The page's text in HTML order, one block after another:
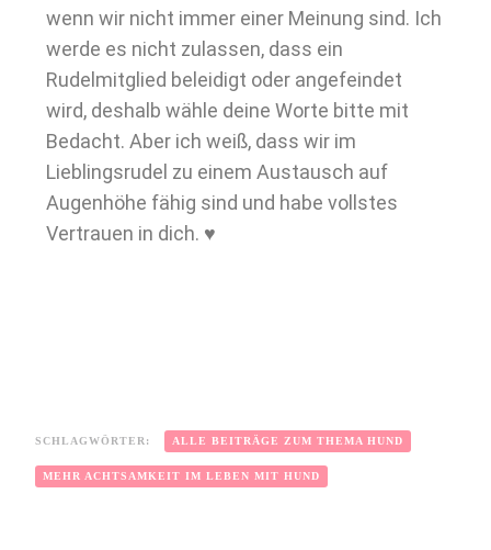
wenn wir nicht immer einer Meinung sind. Ich
werde es nicht zulassen, dass ein
Rudelmitglied beleidigt oder angefeindet
wird, deshalb wähle deine Worte bitte mit
Bedacht. Aber ich weiß, dass wir im
Lieblingsrudel zu einem Austausch auf
Augenhöhe fähig sind und habe vollstes
Vertrauen in dich. ♥
SCHLAGWÖRTER: ALLE BEITRÄGE ZUM THEMA HUND
MEHR ACHTSAMKEIT IM LEBEN MIT HUND